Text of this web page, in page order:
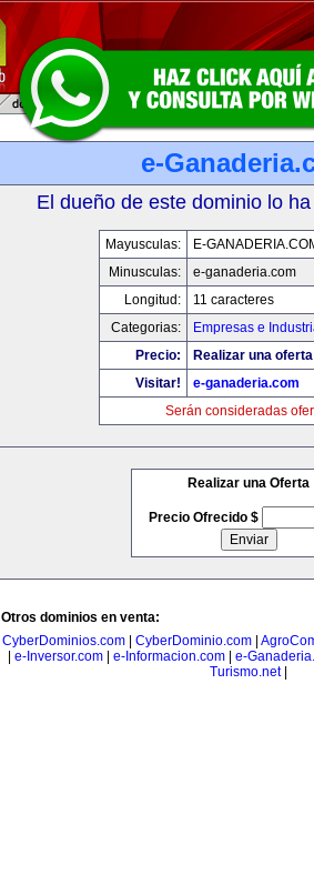
e-
El dueño de este dominio lo
Mayusculas:
E-
Minusculas:
e-ganaderia.com
Longitud:
11 caracteres
Categorias:
Empresas e
Precio:
Realizar una
Visitar!
e-ganaderia.com
Serán consideradas
Realizar una Oferta
Precio Ofrecido $
Otros dominios en venta:
CyberDominios.com| CyberDominio.com|
e-Inversor.com| e-Informacion.com| e-
Turismo.net|